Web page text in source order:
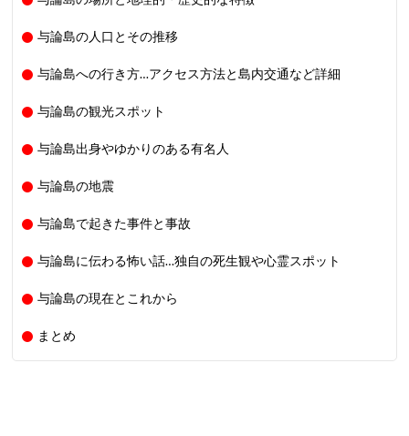
与論島の人口とその推移
与論島への行き方…アクセス方法と島内交通など詳細
与論島の観光スポット
与論島出身やゆかりのある有名人
与論島の地震
与論島で起きた事件と事故
与論島に伝わる怖い話…独自の死生観や心霊スポット
与論島の現在とこれから
まとめ